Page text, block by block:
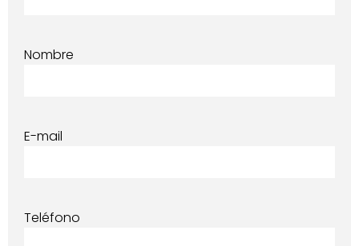
Nombre
E-mail
Teléfono